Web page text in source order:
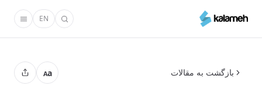
محتوای
EN
بازگشت به مقالات Aa